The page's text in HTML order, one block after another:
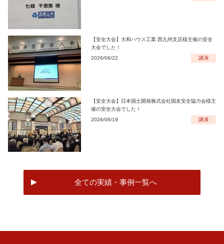
【安全大会】大和ハウス工業 西九州支店様主催の安全
大会でした！
2026/06/22
講演
【安全大会】日本国土開発株式会社国友安全協力会様主
催の安全大会でした！
2026/06/19
講演
全ての実績・事例一覧へ